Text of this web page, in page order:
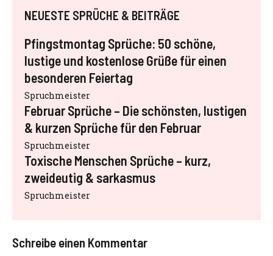
NEUESTE SPRÜCHE & BEITRÄGE
Pfingstmontag Sprüche: 50 schöne,
lustige und kostenlose Grüße für einen
besonderen Feiertag
Spruchmeister
Februar Sprüche – Die schönsten, lustigen
& kurzen Sprüche für den Februar
Spruchmeister
Toxische Menschen Sprüche – kurz,
zweideutig & sarkasmus
Spruchmeister
Schreibe einen Kommentar